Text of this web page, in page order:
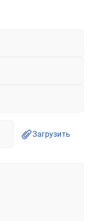
Загрузить